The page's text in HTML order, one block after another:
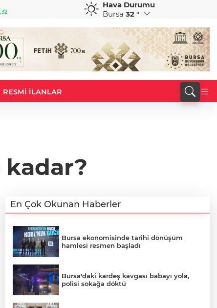
%0,38
CHF
59,0083
Hava Durumu
Bursa 32 °
RESMİ İLANLAR
En Çok Okunan Haberler
Bursa ekonomisinde tarihi dönüşüm
hamlesi resmen başladı
Bursa'daki kardeş kavgası babayı yola,
polisi sokağa döktü